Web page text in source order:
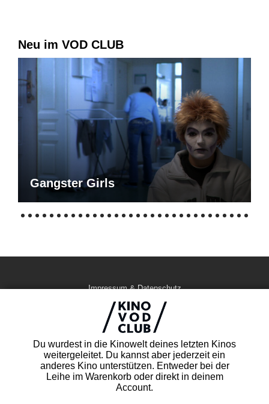
Du wurdest in die Kinowelt deines letzten Kinos
weitergeleitet. Du kannst aber jederzeit ein
anderes Kino unterstützen. Entweder bei der
Leihe im Warenkorb oder direkt in deinem
Account.
Neu im VOD CLUB
Gangster Girls
Impressum & Datenschutz
AGB
Kontakt
FAQ
Newsletter
Partner